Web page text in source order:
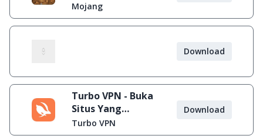
Mojang
Download
Turbo VPN - Buka
Situs Yang
Diblokir
Turbo VPN
Download